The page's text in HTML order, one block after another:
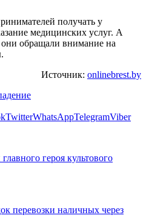
получать у
медицинских услуг. А
обращали внимание на
Источник: onlinebrest.by
TwitterWhatsAppTelegramViber
героя культового
перевозки наличных через